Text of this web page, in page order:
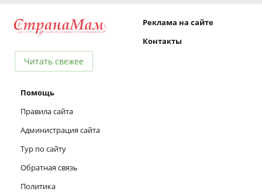
Читать свежее
Реклама на сайте
Контакты
Помощь
Правила сайта
Администрация сайта
Тур по сайту
Обратная связь
Политика